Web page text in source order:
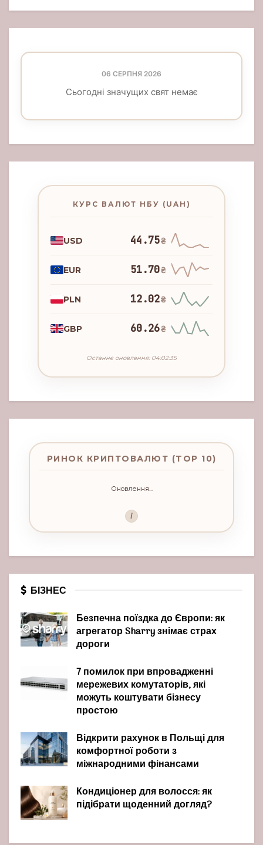
06 СЕРПНЯ 2026
Сьогодні значущих свят немає
КУРС ВАЛЮТ НБУ (UAH)
USD 44.75₴
EUR 51.70₴
PLN 12.02₴
GBP 60.26₴
Останнє оновлення: 04:02:35
РИНОК КРИПТОВАЛЮТ (TOP 10)
Оновлення...
i
БІЗНЕС
Безпечна поїздка до Європи: як
агрегатор Sharry знімає страх
дороги
7 помилок при впровадженні
мережевих комутаторів, які
можуть коштувати бізнесу
простою
Відкрити рахунок в Польщі для
комфортної роботи з
міжнародними фінансами
Кондиціонер для волосся: як
підібрати щоденний догляд?